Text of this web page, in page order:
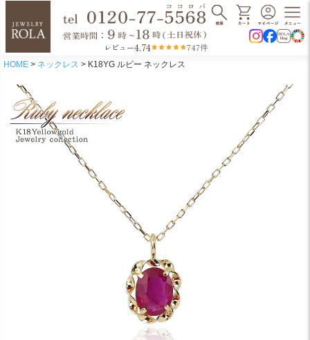
レビュー4.74 747件
HOME ネックレス K18YG ルビー ネックレス